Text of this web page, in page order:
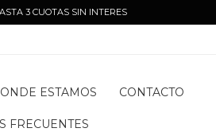
3 CUOTAS SIN INTERES
ESTAMOS CONTACTO
FRECUENTES